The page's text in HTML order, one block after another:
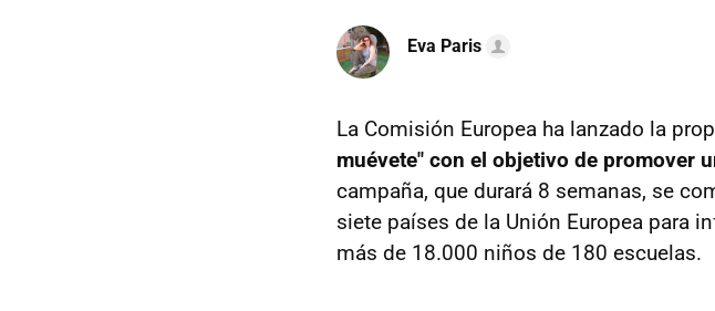
Eva Paris
La Comisión Europea ha lanzado la
muévete" con el objetivo de promover
campaña, que durará 8 semanas, se
siete países de la Unión Europea para
más de 18.000 niños de 180 escuelas.